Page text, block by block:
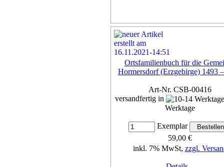
Ortsfamilienbuch für die
Hormersdorf (Erzgebirge) 1493
Art-Nr. CSB-00416
versandfertig in
Werktage
Exemplar
59,00 €
inkl. 7% MwSt, zzgl.